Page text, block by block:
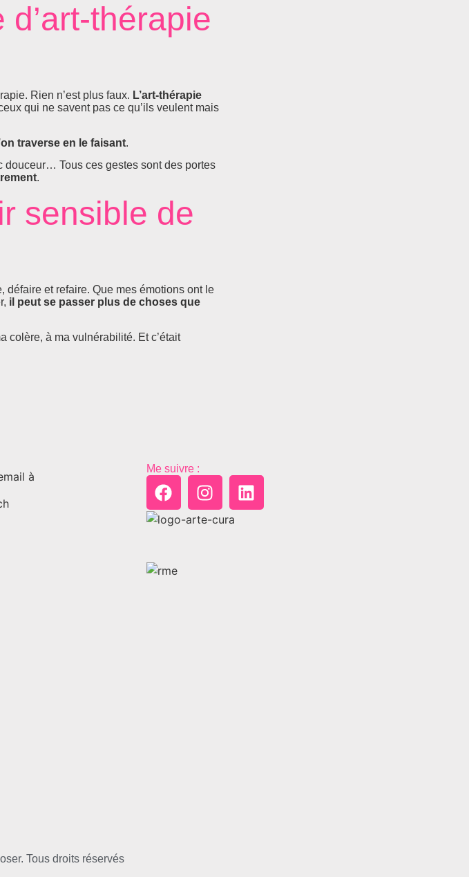
thérapie
Rien n’est plus faux. L’art-thérapie
qui ne savent pas ce qu’ils veulent mais
traverse en le faisant.
douceur… Tous ces gestes sont des portes
.
sensible de
défaire et refaire. Que mes émotions ont le
il peut se passer plus de choses que
colère, à ma vulnérabilité. Et c’était
à
Me suivre :
Tous droits réservés